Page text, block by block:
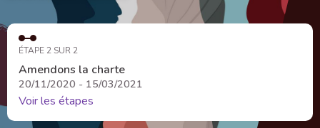
ÉTAPE 2 SUR 2
Amendons la charte
20/11/2020 - 15/03/2021
Voir les étapes